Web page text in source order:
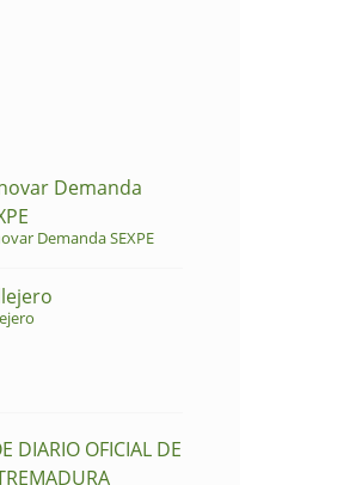
Demanda
Demanda SEXPE
DIARIO OFICIAL DE